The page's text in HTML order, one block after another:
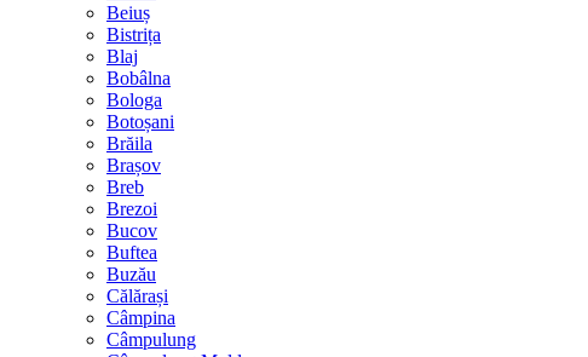
Beiuș
Bistrița
Blaj
Bobâlna
Bologa
Botoșani
Brăila
Brașov
Breb
Brezoi
Bucov
Buftea
Buzău
Călărași
Câmpina
Câmpulung